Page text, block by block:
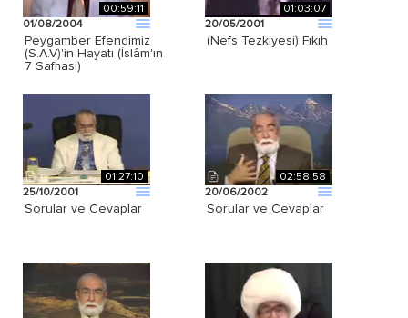
00:59:11
01/08/2004
Peygamber Efendimiz
(S.A.V)'in Hayatı (İslâm'ın
7 Safhası)
01:03:07
20/05/2001
(Nefs Tezkiyesi) Fıkıh
01:27:10
25/10/2001
Sorular ve Cevaplar
02:58:58
20/06/2002
Sorular ve Cevaplar